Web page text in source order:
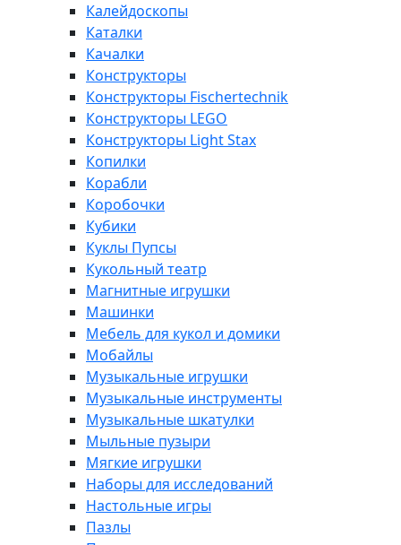
Калейдоскопы
Каталки
Качалки
Конструкторы
Конструкторы Fisсhertechnik
Конструкторы LEGO
Конструкторы Light Stax
Копилки
Корабли
Коробочки
Кубики
Куклы Пупсы
Кукольный театр
Магнитные игрушки
Машинки
Мебель для кукол и домики
Мобайлы
Музыкальные игрушки
Музыкальные инструменты
Музыкальные шкатулки
Мыльные пузыри
Мягкие игрушки
Наборы для исследований
Настольные игры
Пазлы